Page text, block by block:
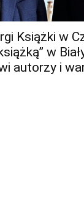
Książki w
w
autorzy i